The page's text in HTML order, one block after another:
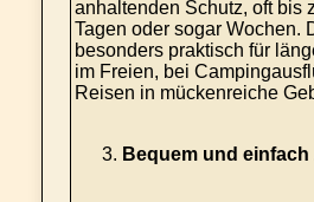
anhaltenden Schutz, oft bis
Tagen oder sogar Wochen.
besonders praktisch für
im Freien, bei
Reisen in mückenreiche
Bequem und einfach